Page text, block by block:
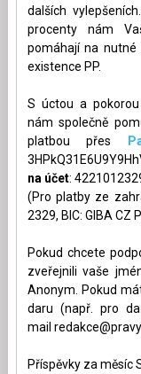
dalších
procenty nám
pomáhají na
existence PP.
S úctou a
nám společně
platbou přes
na účet:
(Pro platby ze
2329, BIC: GIBA CZ
Pokud chcete
zveřejnili vaše
Anonym. Pokud
daru (např. pro
mail
Příspěvky za měsíc